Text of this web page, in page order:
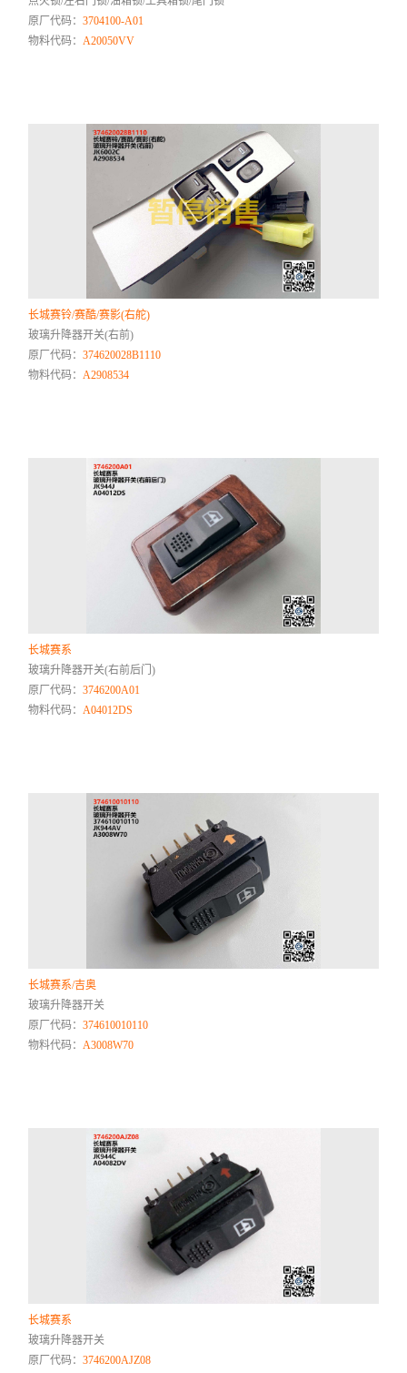
原厂代码：3704100-A01
物料代码： A20050VV
长城赛铃/赛酷/赛影(右舵)
玻璃升降器开关(右前)
原厂代码：374620028B1110
物料代码：A2908534
长城赛系
玻璃升降器开关(右前后门)
原厂代码：3746200A01
物料代码：A04012DS
长城赛系/吉奥
玻璃升降器开关
原厂代码：374610010110
物料代码：A3008W70
长城赛系
玻璃升降器开关
原厂代码：3746200AJZ08